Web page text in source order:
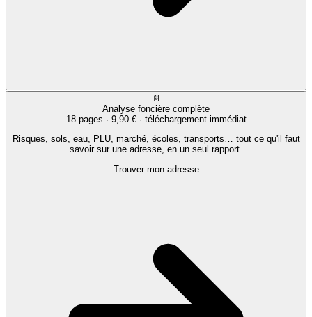
📄
Analyse foncière complète
18 pages · 9,90 €· téléchargement immédiat
Risques, sols, eau, PLU, marché, écoles, transports… tout ce qu'il faut
savoir sur une adresse, en un seul rapport.
Trouver mon adresse